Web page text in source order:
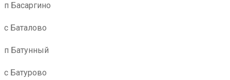
п Басаргино
с Баталово
п Батунный
с Батурово